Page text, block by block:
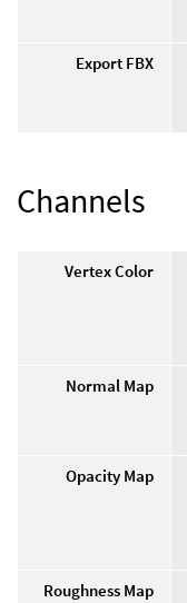
Export FBX
Channels
Vertex Color
Normal Map
Opacity Map
Roughness Map